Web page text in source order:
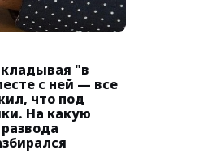
"в
с ней — все
что под
На какую